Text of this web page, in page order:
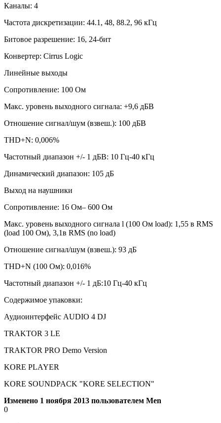
Каналы: 4
Частота дискретизации: 44.1, 48, 88.2, 96 кГц
Битовое разрешение: 16, 24-бит
Конвертер: Cirrus Logic
Линейные выходы
Сопротивление: 100 Ом
Макс. уровень выходного сигнала: +9,6 дБВ
Отношение сигнал/шум (взвеш.): 100 дБВ
THD+N: 0,006%
Частотный диапазон +/- 1 дБВ: 10 Гц-40 кГц
Динамический диапазон: 105 дБ
Выход на наушники
Сопротивление: 16 Ом– 600 Ом
Макс. уровень выходного сигнала l (100 Ом load): 1,55 в RMS
(load 100 Ом), 3,1в RMS (no load)
Отношение сигнал/шум (взвеш.): 93 дБ
THD+N (100 Ом): 0,016%
Частотный диапазон +/- 1 дБ:10 Гц-40 кГц
Содержимое упаковки:
Аудиоинтерфейс AUDIO 4 DJ
TRAKTOR 3 LE
TRAKTOR PRO Demo Version
KORE PLAYER
KORE SOUNDPACK "KORE SELECTION"
Изменено 1 ноября 2013 пользователем Men
0